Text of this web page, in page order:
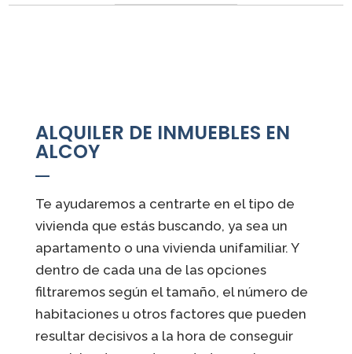
ALQUILER DE INMUEBLES EN
ALCOY
Te ayudaremos a centrarte en el tipo de
vivienda que estás buscando, ya sea un
apartamento o una vivienda unifamiliar. Y
dentro de cada una de las opciones
filtraremos según el tamaño, el número de
habitaciones u otros factores que pueden
resultar decisivos a la hora de conseguir